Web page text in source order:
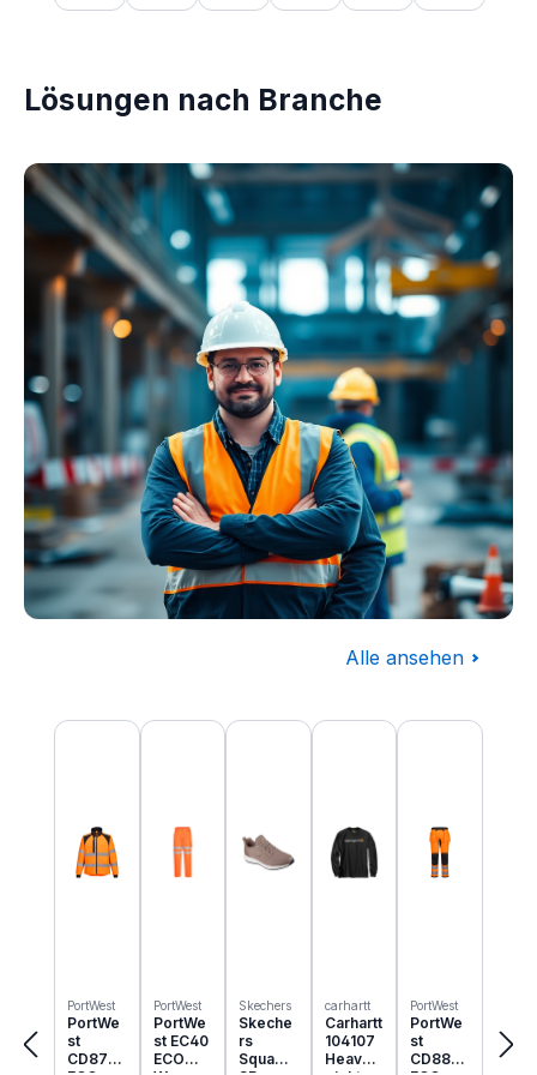
Lösungen nach Branche
Alle ansehen
Produktgalerie überspringen
PortWest
PortWe
st
CD875
PortWest
PortWe
st EC40
ECO
Skechers
Skeche
rs
Squad
carhartt
Carhartt
104107
Heavyw
PortWest
PortWe
st
CD889